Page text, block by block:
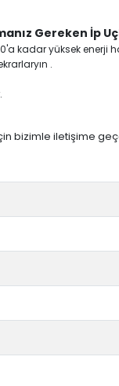
Gereken İp
kadar yüksek
.
bizimle iletişime